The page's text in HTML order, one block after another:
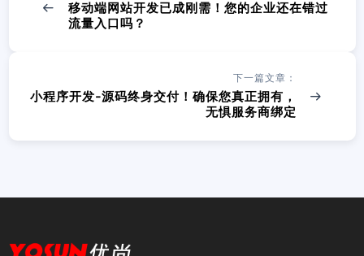
移动端网站开发已成刚需！您的企业还在错过
流量入口吗？
下一篇文章：
小程序开发-源码终身交付！确保您真正拥有，
无惧服务商绑定